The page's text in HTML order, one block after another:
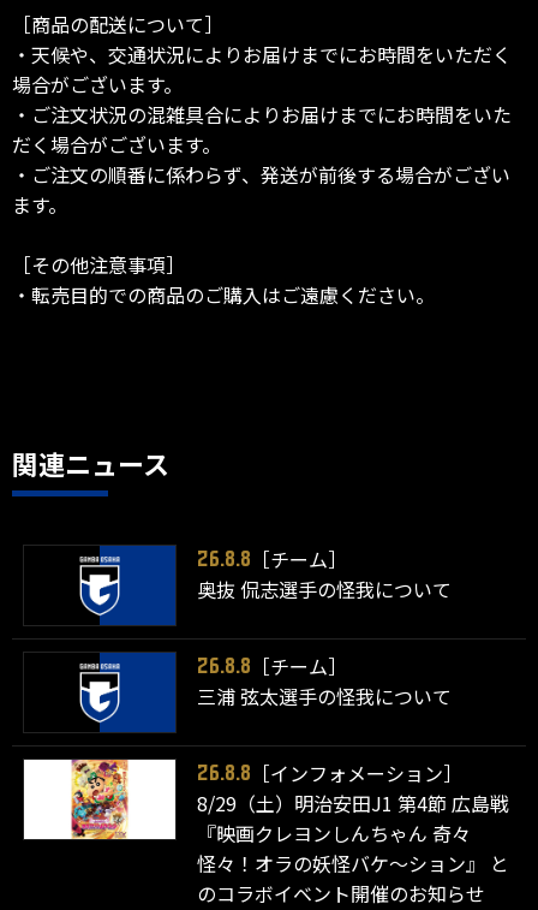
［商品の配送について］
・天候や、交通状況によりお届けまでにお時間をいただく
場合がございます。
・ご注文状況の混雑具合によりお届けまでにお時間をいた
だく場合がございます。
・ご注文の順番に係わらず、発送が前後する場合がござい
ます。
［その他注意事項］
・転売目的での商品のご購入はご遠慮ください。
関連ニュース
26.8.8
［チーム］
奥抜 侃志選手の怪我について
26.8.8
［チーム］
三浦 弦太選手の怪我について
26.8.8
［インフォメーション］
8/29（土）明治安田J1 第4節 広島戦
『映画クレヨンしんちゃん 奇々
怪々！オラの妖怪バケ～ション』 と
のコラボイベント開催のお知らせ